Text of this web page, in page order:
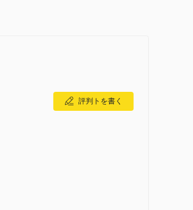
習用の
り大きなポジションをコントロー
評判トを書く